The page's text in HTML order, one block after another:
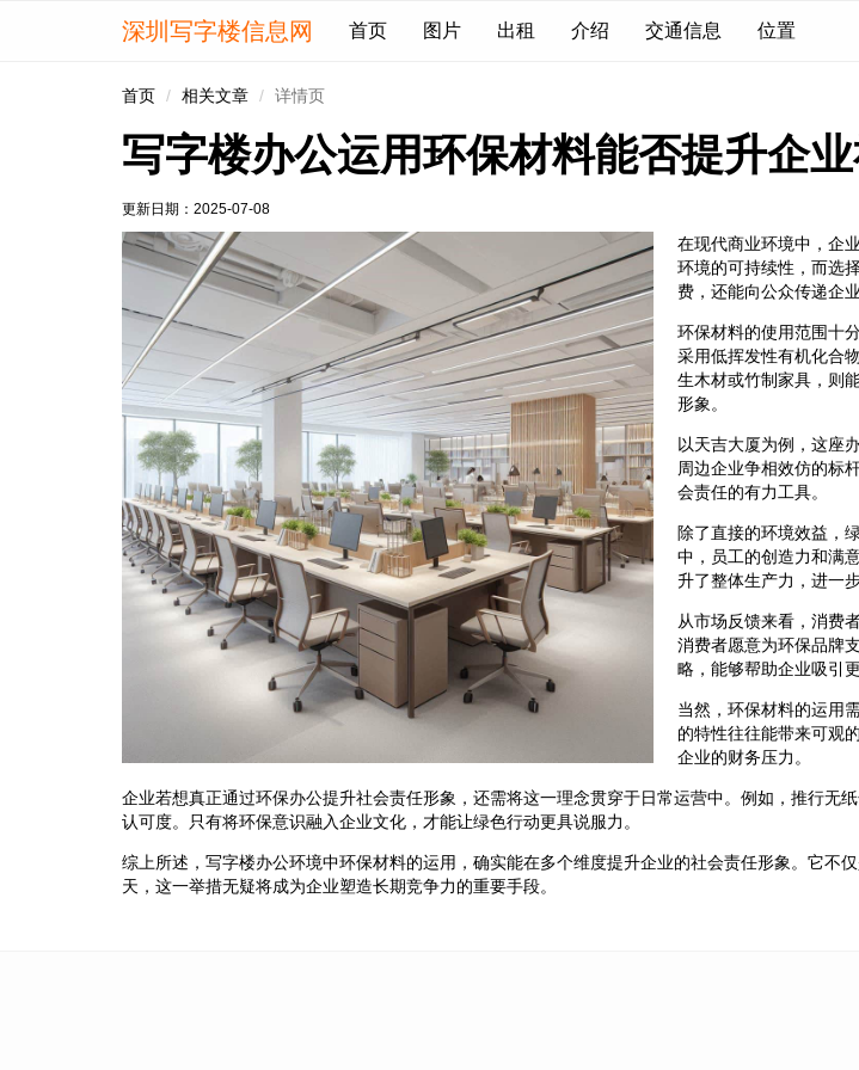
深圳写字楼信息网 首页 图片 出租 介绍 交通信息 位置
首页 相关文章 详情页
写字楼办公运用环保材料能否提升企
更新日期： 2025-07-08
在现代商业环境中，企
环境的可持续性，而选
费，还能向公众传递企
环保材料的使用范围十
采用低挥发性有机化合
生木材或竹制家具，则
形象。
以天吉大厦为例，这座
周边企业争相效仿的标
会责任的有力工具。
除了直接的环境效益，
中，员工的创造力和满
升了整体生产力，进一
从市场反馈来看，消费
消费者愿意为环保品牌
略，能够帮助企业吸引
当然，环保材料的运用
的特性往往能带来可观
企业的财务压力。
企业若想真正通过环保办公提升社会责任形象，还需将这一理念贯穿于日常运营中。例如，推行无
认可度。只有将环保意识融入企业文化，才能让绿色行动更具说服力。
综上所述，写字楼办公环境中环保材料的运用，确实能在多个维度提升企业的社会责任形象。它不
天，这一举措无疑将成为企业塑造长期竞争力的重要手段。